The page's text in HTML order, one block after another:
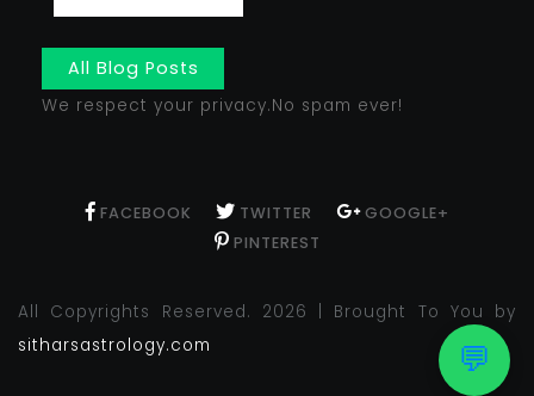
💬
All Blog Posts
We respect your privacy.No spam ever!
FACEBOOK TWITTER
GOOGLE+
PINTEREST
All Copyrights Reserved. 2026 | Brought To You by
sitharsastrology.com